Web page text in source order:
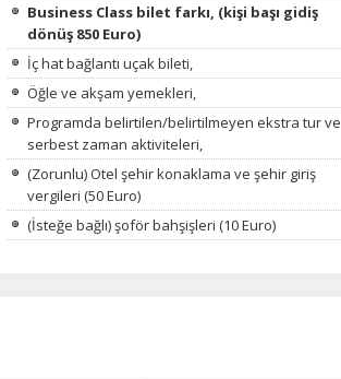
Business Class bilet farkı, (kişi başı gidiş
dönüş 850 Euro)
İç hat bağlantı uçak bileti,
Öğle ve akşam yemekleri,
Programda belirtilen/belirtilmeyen ekstra tur ve
serbest zaman aktiviteleri,
(Zorunlu) Otel şehir konaklama ve şehir giriş
vergileri (50 Euro)
(İsteğe bağlı) şoför bahşişleri (10 Euro)